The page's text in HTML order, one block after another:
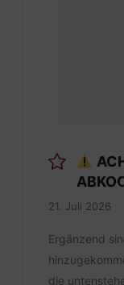
21. Juli 2026
Ergänzend
die